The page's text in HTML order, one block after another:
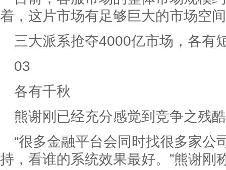
着，这片市场有足够巨大的市场空
三大派系抢夺4000亿市场，各有
03
各有千秋
熊谢刚已经充分感觉到竞争之残
“很多金融平台会同时找很多家公
持，看谁的系统效果最好。”熊谢刚